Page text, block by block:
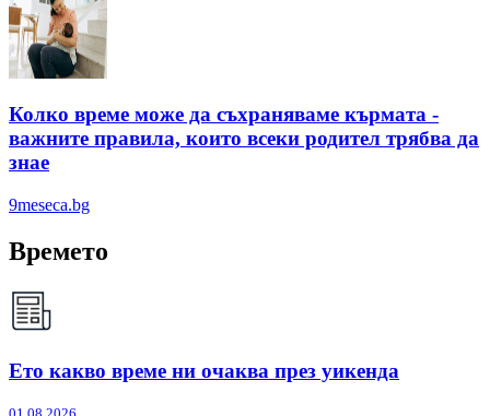
Колко време може да съхраняваме кърмата -
важните правила, които всеки родител трябва да
знае
9meseca.bg
Времето
Ето какво време ни очаква през уикенда